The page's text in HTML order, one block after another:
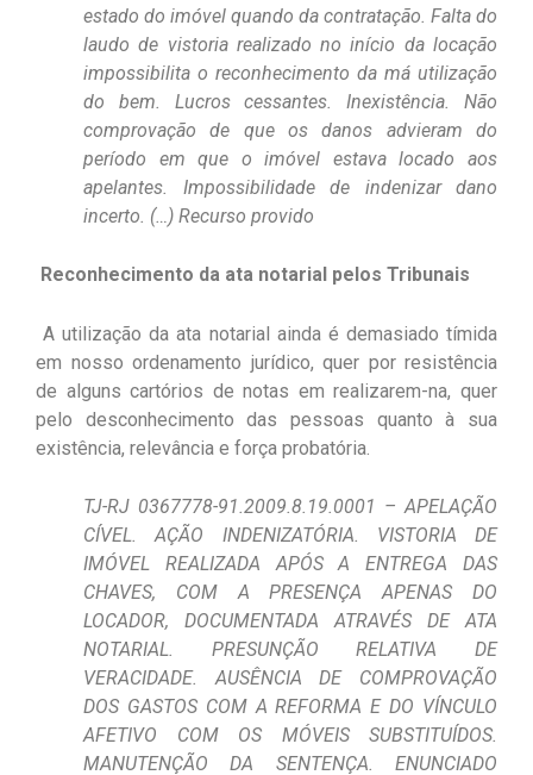
estado do imóvel quando da contratação. Falta do
laudo de vistoria realizado no início da locação
impossibilita o reconhecimento da má utilização
do bem. Lucros cessantes. Inexistência. Não
comprovação de que os danos advieram do
período em que o imóvel estava locado aos
apelantes. Impossibilidade de indenizar dano
incerto. (…) Recurso provido
Reconhecimento da ata notarial pelos Tribunais
A utilização da ata notarial ainda é demasiado tímida
em nosso ordenamento jurídico, quer por resistência
de alguns cartórios de notas em realizarem-na, quer
pelo desconhecimento das pessoas quanto à sua
existência, relevância e força probatória.
TJ-RJ 0367778-91.2009.8.19.0001 – APELAÇÃO
CÍVEL. AÇÃO INDENIZATÓRIA. VISTORIA DE
IMÓVEL REALIZADA APÓS A ENTREGA DAS
CHAVES, COM A PRESENÇA APENAS DO
LOCADOR, DOCUMENTADA ATRAVÉS DE ATA
NOTARIAL. PRESUNÇÃO RELATIVA DE
VERACIDADE. AUSÊNCIA DE COMPROVAÇÃO
DOS GASTOS COM A REFORMA E DO VÍNCULO
AFETIVO COM OS MÓVEIS SUBSTITUÍDOS.
MANUTENÇÃO DA SENTENÇA. ENUNCIADO